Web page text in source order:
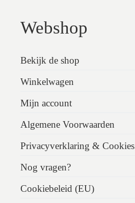
Webshop
Bekijk de shop
Winkelwagen
Mijn account
Algemene Voorwaarden
Privacyverklaring & Cookies
Nog vragen?
Cookiebeleid (EU)